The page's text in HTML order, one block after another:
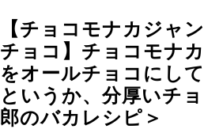
【チョコモナカジャ
チョコ】チョコモナ
をオールチョコにし
というか、分厚いチ
郎のバカレシピ＞